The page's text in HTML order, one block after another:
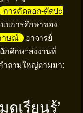
การคัดลอก-ตัดปะ
บการศึกษาของ
าษณ์
อาจารย์
กศึกษาส่งงานที่
ำถามใหญ่ตามมา:
ดเรียนรู้’